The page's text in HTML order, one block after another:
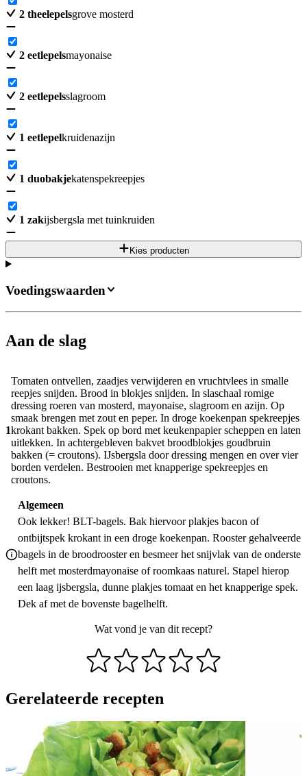
2 theelepelsgrove mosterd
2 eetlepelsmayonaise
2 eetlepelsslagroom
1 eetlepelkruidenazijn
1 duobakjekatenspekreepjes
1 zakijsbergsla met tuinkruiden
Kies producten
Aan de slag
1
Tomaten ontvellen, zaadjes verwijderen en vruchtvlees in smalle
reepjes snijden. Brood in blokjes snijden. In slaschaal romige
dressing roeren van mosterd, mayonaise, slagroom en azijn. Op
smaak brengen met zout en peper. In droge koekenpan spekreepjes
krokant bakken. Spek op bord met keukenpapier scheppen en laten
uitlekken. In achtergebleven bakvet broodblokjes goudbruin
bakken (= croutons). IJsbergsla door dressing mengen en over vier
borden verdelen. Bestrooien met knapperige spekreepjes en
croutons.
Algemeen
Ook lekker! BLT-bagels. Bak hiervoor plakjes bacon of
ontbijtspek krokant in een droge koekenpan. Rooster gehalveerde
bagels in de broodrooster en besmeer het snijvlak van de onderste
helft met mosterdmayonaise of roomkaas naturel. Stapel hierop
een laag ijsbergsla, dunne plakjes tomaat en het knapperige spek.
Dek af met de bovenste bagelhelft.
Wat vond je van dit recept?
Voedingswaarden
Gerelateerde recepten